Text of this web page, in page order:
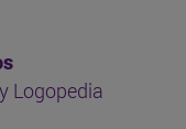
Logopedia